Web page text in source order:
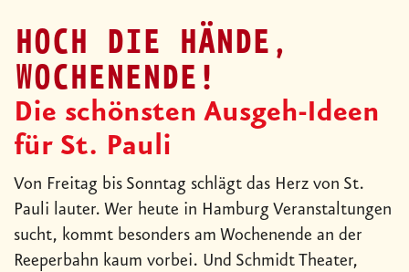
HOCH DIE HÄNDE,
WOCHENENDE!
Die schönsten Ausgeh-Ideen
für St. Pauli
Von Freitag bis Sonntag schlägt das Herz von St.
Pauli lauter. Wer heute in Hamburg Veranstaltungen
sucht, kommt besonders am Wochenende an der
Reeperbahn kaum vorbei. Und Schmidt Theater,